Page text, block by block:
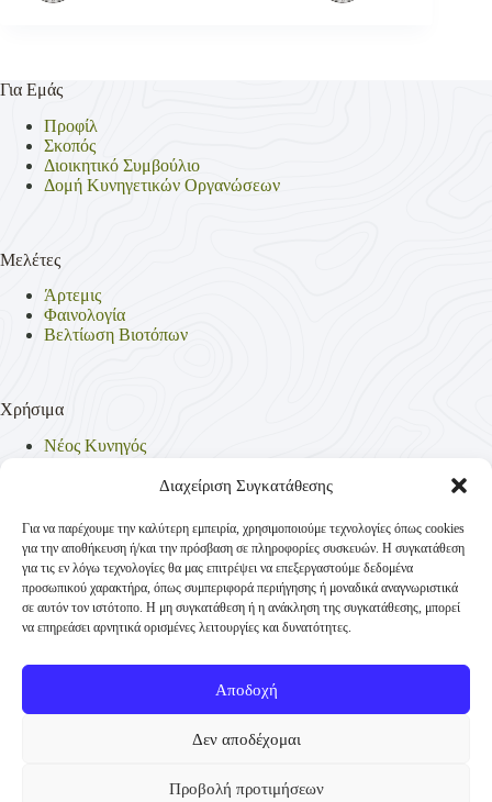
Διαχείριση Συγκατάθεσης
Για να παρέχουμε την καλύτερη εμπειρία, χρησιμοποιούμε τεχνολογίες όπως cookies
για την αποθήκευση ή/και την πρόσβαση σε πληροφορίες συσκευών. Η συγκατάθεση
για τις εν λόγω τεχνολογίες θα μας επιτρέψει να επεξεργαστούμε δεδομένα
προσωπικού χαρακτήρα, όπως συμπεριφορά περιήγησης ή μοναδικά αναγνωριστικά
σε αυτόν τον ιστότοπο. Η μη συγκατάθεση ή η ανάκληση της συγκατάθεσης, μπορεί
να επηρεάσει αρνητικά ορισμένες λειτουργίες και δυνατότητες.
Αποδοχή
Δεν αποδέχομαι
Προβολή προτιμήσεων
Για Εμάς
Προφίλ
Σκοπός
Διοικητικό Συμβούλιο
Δομή Κυνηγετικών Οργανώσεων
Μελέτες
Άρτεμις
Φαινολογία
Βελτίωση Βιοτόπων
Χρήσιμα
Νέος Κυνηγός
Νομοθεσία
Πολιτική Απορρήτου
Πολιτική Cookies (ΕΕ)
Επικοινωνία
Κυνηγετική Συνομοσπονδία Ελλάδος
TK 10431 Αθήνα
+30 210-3231271
info@ksellas.gr